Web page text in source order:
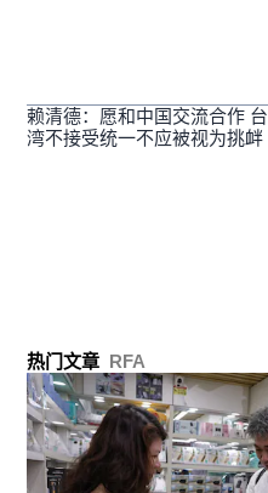
赖清德：愿和中国交流合作 台
湾不接受统一不应被视为挑衅
热门文章 RFA